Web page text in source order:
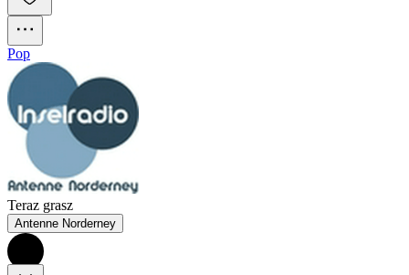
Pop
Teraz grasz
Antenne Norderney